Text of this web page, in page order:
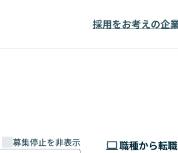
採用をお考えの企
募集停止を非表示 職種から転